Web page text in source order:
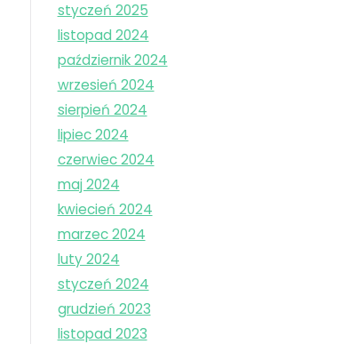
styczeń 2025
listopad 2024
październik 2024
wrzesień 2024
sierpień 2024
lipiec 2024
czerwiec 2024
maj 2024
kwiecień 2024
marzec 2024
luty 2024
styczeń 2024
grudzień 2023
listopad 2023